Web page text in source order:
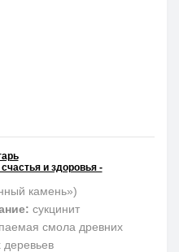
и здоровья -
камень»)
сукцинит
смола древних